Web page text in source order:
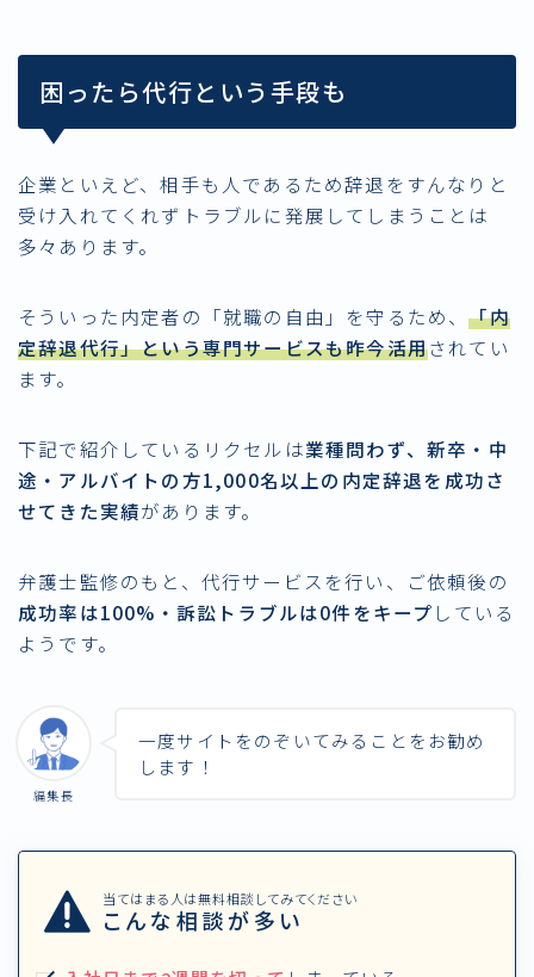
困ったら代行という手段も
企業といえど、相手も人であるため辞退をすんなりと
受け入れてくれずトラブルに発展してしまうことは
多々あります。
そういった内定者の「就職の自由」を守るため、「内
定辞退代行」という専門サービスも昨今活用されてい
ます。
下記で紹介しているリクセルは業種問わず、新卒・中
途・アルバイトの方1,000名以上の内定辞退を成功さ
せてきた実績があります。
弁護士監修のもと、代行サービスを行い、ご依頼後の
成功率は100%・訴訟トラブルは0件をキープ している
ようです。
編集長
一度サイトをのぞいてみることをお勧め
します！
当てはまる人は無料相談してみてください
こんな相談が多い